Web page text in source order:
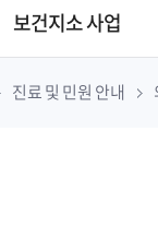
보건지소 사업
진료 및 민원 안내